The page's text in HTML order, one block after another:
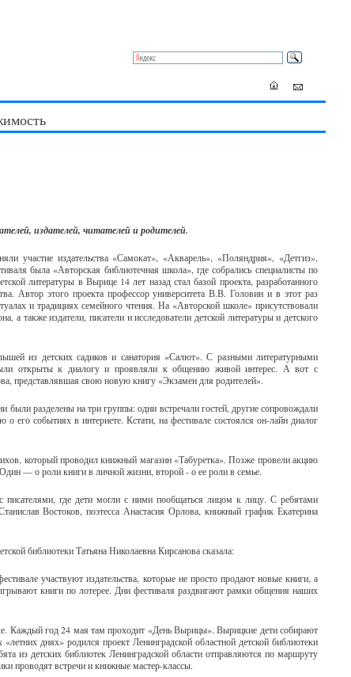
издателей, читателей и родителей.
участие издательства «Самокат», «Акварель», «Поляндрия», «Детгиз»,
была «Авторская библиотечная школа», где собрались специалисты по
литературы в Вырице 14 лет назад стал базой проекта, разработанного
Автор этого проекта профессор университета В.В. Головин и в этот раз
и традициях семейного чтения. На «Авторской школе» присутствовали
а также издатели, писатели и исследователи детской литературы и детского
из детских садиков и санатория «Салют». С разными литературными
открыты к диалогу и проявляли к общению живой интерес. А вот с
представлявшая свою новую книгу «Экзамен для родителей».
разделены на три группы: одни встречали гостей, другие сопровождали
его событиях в интернете. Кстати, на фестивале состоялся он-лайн диалог
который проводил книжный магазин «Табуретка». Позже провели акцию
— о роли книги в личной жизни, второй - о ее роли в семье.
где дети могли с ними пообщаться лицом к лицу. С ребятами
Востоков, поэтесса Анастасия Орлова, книжный график Екатерина
библиотеки Татьяна Николаевна Кирсанова сказала:
участвуют издательства, которые не просто продают новые книги, а
книги по лотерее. Дни фестиваля раздвигают рамки общения наших
Каждый год 24 мая там проходит «День Вырицы». Вырицкие дети собирают
днях» родился проект Ленинградской областной детской библиотеки
из детских библиотек Ленинградской области отправляются по маршруту
проводят встречи и книжные мастер-классы.